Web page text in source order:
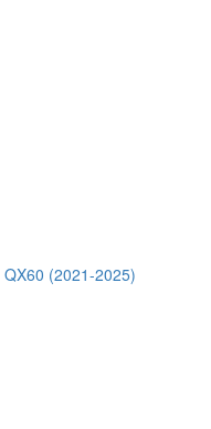
QX60 (2021-2025)